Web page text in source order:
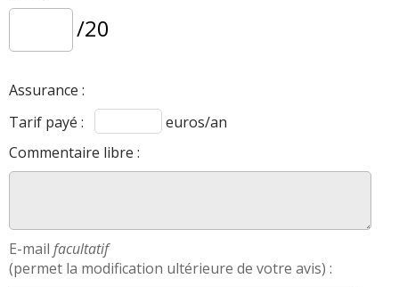
/20
Assurance :
Tarif payé :
euros/an
Commentaire libre :
E-mail facultatif
(permet la modification ultérieure de votre avis) :